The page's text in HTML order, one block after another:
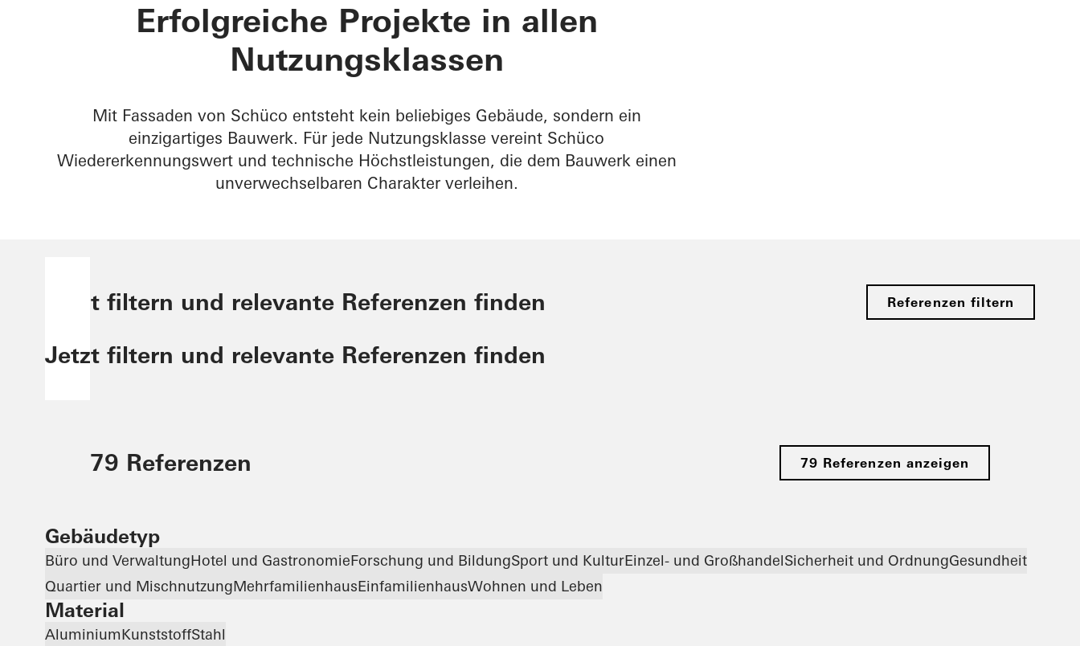
Erfolgreiche Projekte in allen
Nutzungsklassen​
Mit Fassaden von Schüco entsteht kein beliebiges Gebäude, sondern ein
einzigartiges Bauwerk. Für jede Nutzungsklasse vereint Schüco
Wiedererkennungswert und technische Höchstleistungen, die dem Bauwerk einen
unverwechselbaren Charakter verleihen.​
Jetzt filtern und relevante Referenzen finden Referenzen filtern
Jetzt filtern und relevante Referenzen finden
79 Referenzen 79 Referenzen anzeigen
Gebäudetyp
Büro und VerwaltungHotel und GastronomieForschung und BildungSport und KulturEinzel- und GroßhandelSicherheit und OrdnungGesundheit
Quartier und MischnutzungMehrfamilienhausEinfamilienhausWohnen und Leben
Material
AluminiumKunststoffStahl